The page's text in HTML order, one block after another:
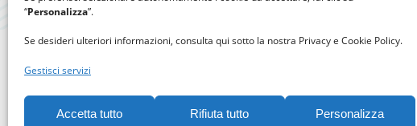
“Personalizza”.
Se desideri ulteriori informazioni, consulta qui sotto la nostra Privacy e Cookie Policy.
Gestisci servizi
Accetta tutto Rifiuta tutto Personalizza